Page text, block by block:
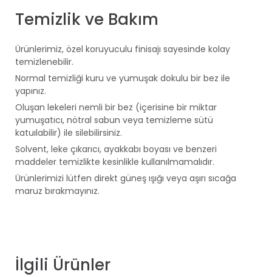
Temizlik ve Bakım
Ürünlerimiz, özel koruyuculu finisajı sayesinde kolay
temizlenebilir.
Normal temizliği kuru ve yumuşak dokulu bir bez ile
yapınız.
Oluşan lekeleri nemli bir bez (içerisine bir miktar
yumuşatıcı, nötral sabun veya temizleme sütü
katuılabilir) ile silebilirsiniz.
Solvent, leke çıkarıcı, ayakkabı boyası ve benzeri
maddeler temizlikte kesinlikle kullanılmamalıdır.
Ürünlerimizi lütfen direkt güneş ışığı veya aşırı sıcağa
maruz bırakmayınız.
İlgili Ürünler